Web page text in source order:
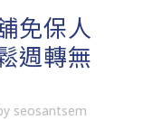
免保人
週轉無
seosantsem